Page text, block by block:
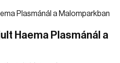
Haema Plasmánál a